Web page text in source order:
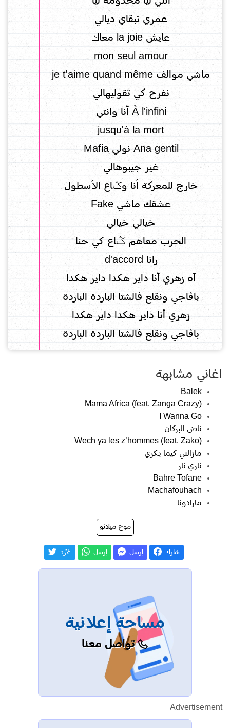
عمري تبقاي ديالي
عايش la joie معاك
mon seul amour
ماشي موالف je t'aime quand même
نفرح كي تقوليهالي
À l'infini أنا وانتي
jusqu'à la mort
Ana gentil نولي Mafia
غير جيبوهالي
خارج للمعركة أنا وݣاع الأسطول
عشقك ماشي Fake
خيالي خيالي
الحرب معاهم ݣاع كي حنا
رانا d'accord
آه زهري أنا داير هكدا داير هكدا
باڨاجي ونقلع فالشتا الباردة الباردة
زهري أنا داير هكدا داير هكدا
باڨاجي ونقلع فالشتا الباردة الباردة
اغاني مشابهة
Balek
Mama Africa (feat. Zanga Crazy)
I Wanna Go
ناض البركان
Wech ya les z’hommes (feat. Zako)
مازالني كيما بكري
ناري نار
Bahre Tofane
Machafouhach
مارادونا
موح ميلانو
شارك إرسل إرسل غـّرد
مساحة إعلانية
تواصل معنا
Advertisement